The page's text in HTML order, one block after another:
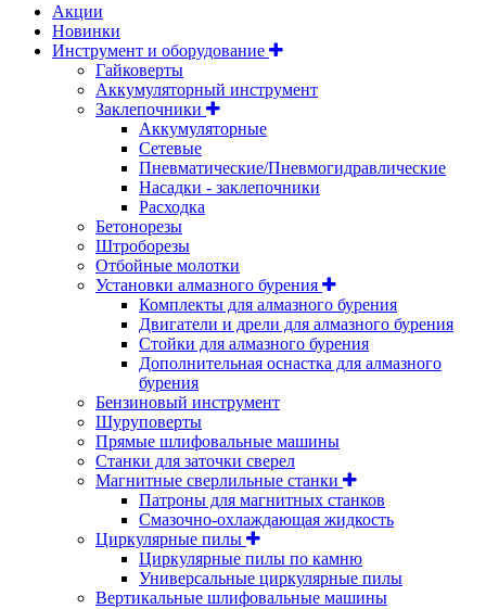
Акции
Новинки
Инструмент и оборудование
Гайковерты
Аккумуляторный инструмент
Заклепочники
Аккумуляторные
Сетевые
Пневматические/Пневмогидравлические
Насадки - заклепочники
Расходка
Бетонорезы
Штроборезы
Отбойные молотки
Установки алмазного бурения
Комплекты для алмазного бурения
Двигатели и дрели для алмазного бурения
Стойки для алмазного бурения
Дополнительная оснастка для алмазного
бурения
Бензиновый инструмент
Шуруповерты
Прямые шлифовальные машины
Станки для заточки сверел
Магнитные сверлильные станки
Патроны для магнитных станков
Смазочно-охлаждающая жидкость
Циркулярные пилы
Циркулярные пилы по камню
Универсальные циркулярные пилы
Вертикальные шлифовальные машины